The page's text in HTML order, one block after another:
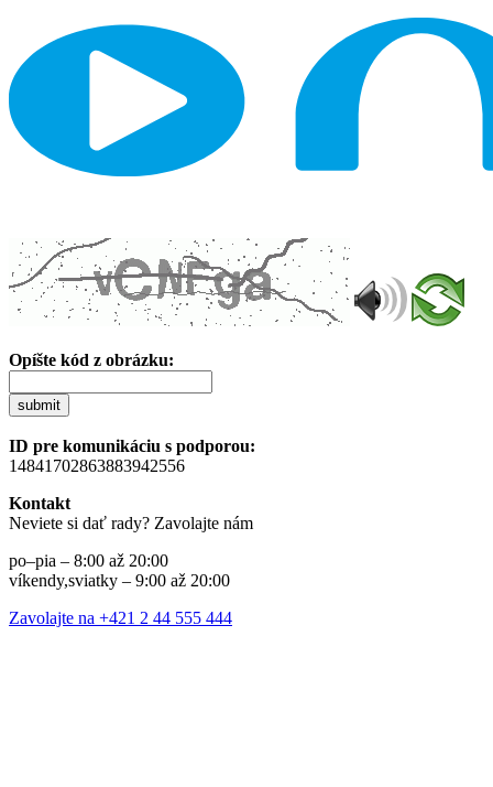
Opíšte kód z obrázku:
submit
ID pre komunikáciu s podporou:
14841702863883942556
Kontakt
Neviete si dať rady? Zavolajte nám
po–pia – 8:00 až 20:00
víkendy,sviatky – 9:00 až 20:00
Zavolajte na +421 2 44 555 444